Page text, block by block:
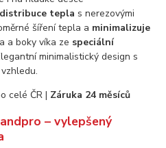
tepla s nerezovými
šíření tepla a minimalizuje
a boky víka ze speciální
minimalistický design s
celé ČR | Záruka 24 měsíců
– vylepšený